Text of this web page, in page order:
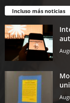
Incluso más noticias